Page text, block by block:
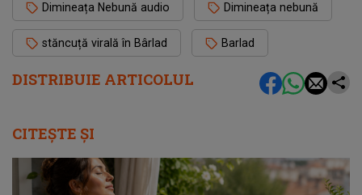
DISTRIBUIE ARTICOLUL
Dimineața Nebună audio Dimineața nebună
stăncuță virală în Bârlad Barlad
CITEȘTE ȘI